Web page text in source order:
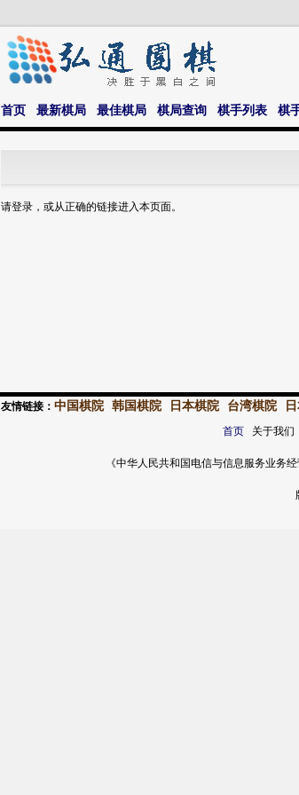
首页 最新棋局 最佳棋局 棋局查询 棋手列表 棋
请登录，或从正确的链接进入本页面。
友情链接： 中国棋院 韩国棋院 日本棋院 台湾棋院
首页关于我们
《中华人民共和国电信与信息服务业